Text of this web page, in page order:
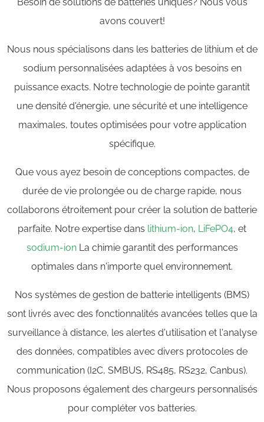
avons couvert!
Nous nous spécialisons dans les batteries de lithium et de
sodium personnalisées adaptées à vos besoins en
puissance exacts. Notre technologie de pointe garantit
une densité d'énergie, une sécurité et une intelligence
maximales, toutes optimisées pour votre application
spécifique.
Que vous ayez besoin de conceptions compactes, de
durée de vie prolongée ou de charge rapide, nous
collaborons étroitement pour créer la solution de batterie
parfaite. Notre expertise dans lithium-ion, LiFePO4, et
sodium-ionLa chimie garantit des performances
optimales dans n'importe quel environnement.
Nos systèmes de gestion de batterie intelligents (BMS)
sont livrés avec des fonctionnalités avancées telles que la
surveillance à distance, les alertes d'utilisation et l'analyse
des données, compatibles avec divers protocoles de
communication (I2C, SMBUS, RS485, RS232, Canbus).
Nous proposons également des chargeurs personnalisés
pour compléter vos batteries.